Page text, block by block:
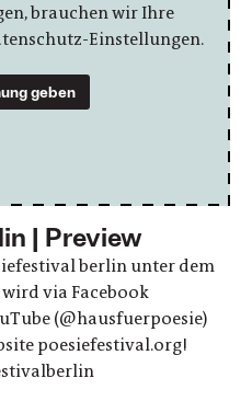
brauchen wir Ihre
Einstellungen.
geben
| Preview
berlin unter dem
via Facebook
(@hausfuerpoesie)
poesiefestival.org!